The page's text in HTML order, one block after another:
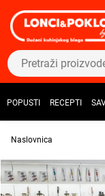
POPUSTI RECEPTI
Naslovnica